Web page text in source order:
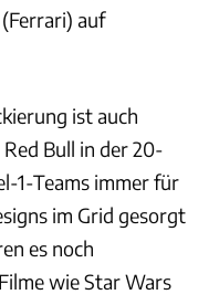
auf
ist auch
Bull in der 20-
1-Teams immer für
im Grid gesorgt
es noch
wie Star Wars